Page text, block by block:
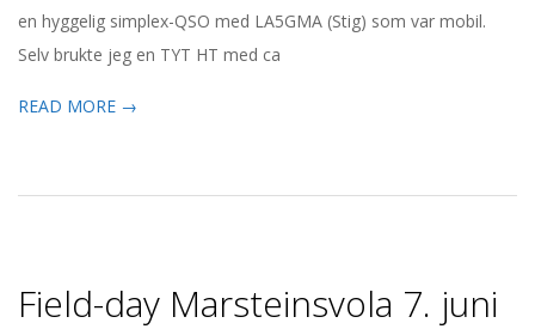
en hyggelig simplex-QSO med LA5GMA (Stig) som var mobil.
Selv brukte jeg en TYT HT med ca
READ MORE →
Field-day Marsteinsvola 7. juni